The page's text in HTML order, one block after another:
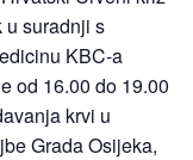
u suradnji s
KBC-a
od 16.00 do 19.00
krvi u
Grada Osijeka,